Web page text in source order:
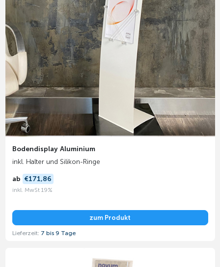
Bodendisplay Aluminium
inkl. Halter und Silikon-Ringe
ab €171,86
inkl. MwSt 19%
zum Produkt
Lieferzeit: 7 bis 9 Tage